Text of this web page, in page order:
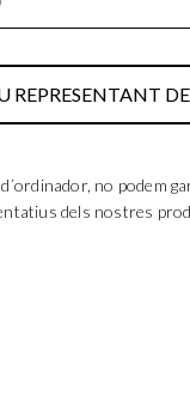
REPRESENTANT
no podem
dels nostres